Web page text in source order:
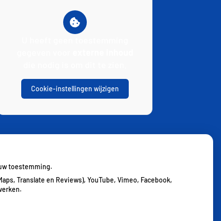
Cookie-instellingen wijzigen
toestemming.
Translate en Reviews), YouTube, Vimeo, Facebook,